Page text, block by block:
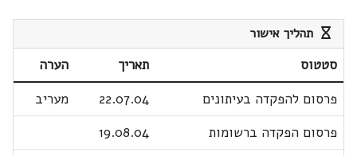
תהליך אישור
סטטוס תאריך
הערה
פרסום להפקדה בעיתונים
22.07.04
מעריב
פרסום הפקדה ברשומות
19.08.04